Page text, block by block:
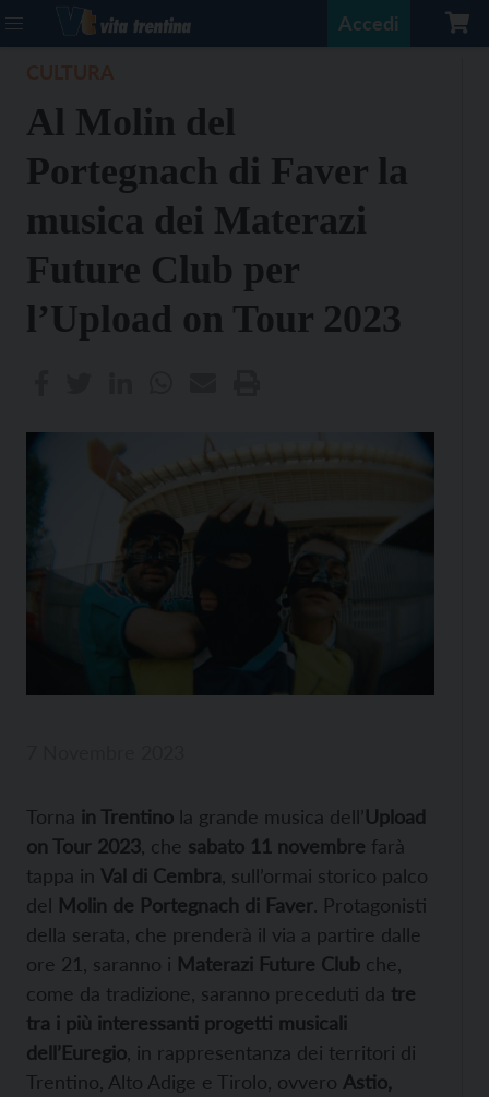
Accedi
Al Molin del
Portegnach di Faver la
musica dei Materazi
Future Club per
l’Upload on Tour 2023
Torna in Trentino la grande musica dell’Upload
on Tour 2023 , che sabato 11 novembre farà
tappa in Val di Cembra , sull’ormai storico palco
del Molin de Portegnach di Faver. Protagonisti
della serata, che prenderà il via a partire dalle
ore 21, saranno i Materazi Future Club che,
come da tradizione, saranno preceduti da tre
tra i più interessanti progetti musicali
dell’Euregio , in rappresentanza dei territori di
Trentino, Alto Adige e Tirolo, ovvero Astio,